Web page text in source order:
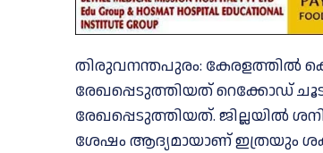
തി​രു​വ​ന​ന്ത​പു​രം: കേ​ര​ള​ത്തി​ൽ
രേഖപ്പെടുത്തിയത് റെക്കോഡ്
രേഖപ്പെടുത്തിയത്. ജില്ലയില്‍
ശേ​ഷം ആ​ദ്യ​മാ​യാ​ണ് ഇ​ത്ര​യും